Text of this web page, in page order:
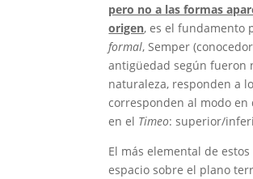
pero no a las formas
origen, es el fundamento
formal, Semper
antigüedad según fueron
naturaleza, responden a
corresponden al modo en
en el Timeo: superior/
El más elemental de
espacio sobre el plano